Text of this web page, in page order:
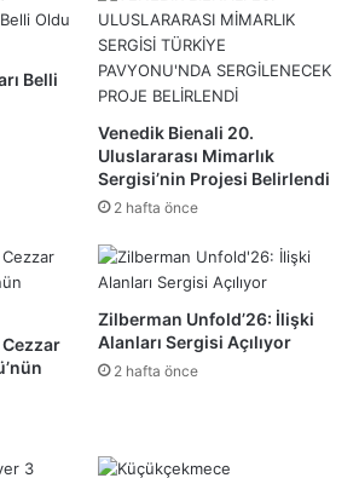
Belli
Venedik Bienali 20.
Uluslararası Mimarlık
Sergisi’nin Projesi Belirlendi
2 hafta önce
Zilberman Unfold’26: İlişki
Alanları Sergisi Açılıyor
2 hafta önce